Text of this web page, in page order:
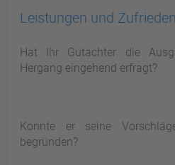
Leistungen und
Hat Ihr Gutachter die
Hergang eingehend erfragt?
Konnte er seine
begründen?